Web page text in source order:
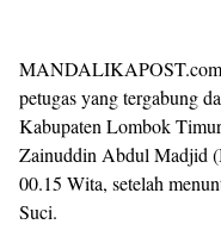
petugas yang tergabung
Kabupaten Lombok
Zainuddin Abdul Madjid
00.15 Wita, setelah
Suci.